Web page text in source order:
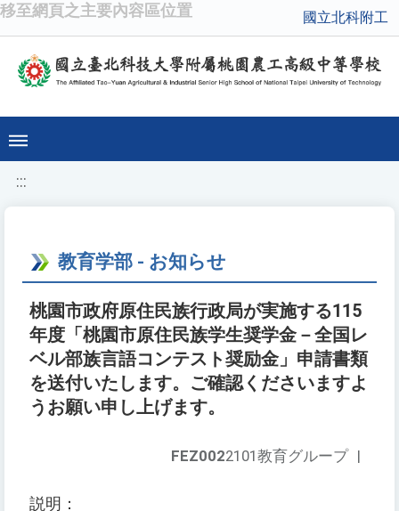
移至網頁之主要內容區位置 國立北科附工
:::
教育学部 - お知らせ
桃園市政府原住民族行政局が実施する115
年度「桃園市原住民族学生奨学金－全国レ
ベル部族言語コンテスト奨励金」申請書類
を送付いたします。ご確認くださいますよ
うお願い申し上げます。
FEZ0022101教育グループ |
説明：